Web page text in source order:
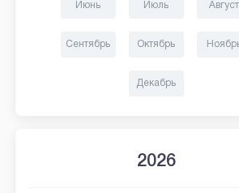
Июнь Июль Август
Сентябрь Октябрь
Декабрь
2026